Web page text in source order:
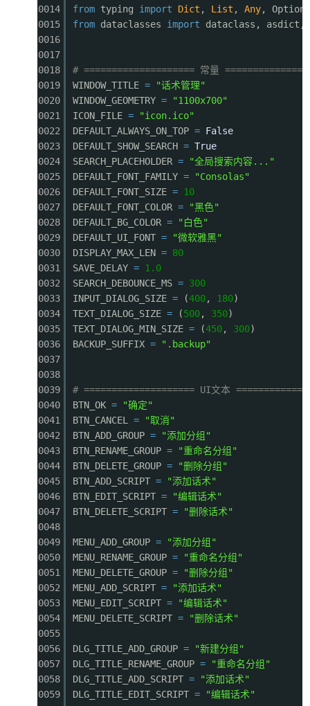
0014
0015
0016
0017
0018
0019
0020
0021
0022
0023
0024
0025
0026
0027
0028
0029
0030
0031
0032
0033
0034
0035
0036
0037
0038
0039
0040
0041
0042
0043
0044
0045
0046
0047
0048
0049
0050
0051
0052
0053
0054
0055
0056
0057
0058
0059
from typing import Dict , List , Any,
from dataclasses import dataclass,
# ==================== 常量
WINDOW_TITLE =
"话术管理"
WINDOW_GEOMETRY =
"1100x700"
ICON_FILE =
"icon.ico"
DEFAULT_ALWAYS_ON_TOP = False
DEFAULT_SHOW_SEARCH = True
SEARCH_PLACEHOLDER =
"全局搜索内容..."
DEFAULT_FONT_FAMILY =
"Consolas"
DEFAULT_FONT_SIZE = 10
DEFAULT_FONT_COLOR =
"黑色"
DEFAULT_BG_COLOR =
"白色"
DEFAULT_UI_FONT =
"微软雅黑"
DISPLAY_MAX_LEN = 80
SAVE_DELAY = 1.0
SEARCH_DEBOUNCE_MS = 300
INPUT_DIALOG_SIZE = (400, 180)
TEXT_DIALOG_SIZE = (500, 350)
TEXT_DIALOG_MIN_SIZE = (450, 300)
BACKUP_SUFFIX = ".backup"
# ==================== UI文本
BTN_OK =
"确定"
BTN_CANCEL =
"取消"
BTN_ADD_GROUP =
"添加分组"
BTN_RENAME_GROUP =
"重命名分组"
BTN_DELETE_GROUP =
"删除分组"
BTN_ADD_SCRIPT =
"添加话术"
BTN_EDIT_SCRIPT =
"编辑话术"
BTN_DELETE_SCRIPT = "删除话术"
MENU_ADD_GROUP =
"添加分组"
MENU_RENAME_GROUP =
"重命名分组"
MENU_DELETE_GROUP =
"删除分组"
MENU_ADD_SCRIPT =
"添加话术"
MENU_EDIT_SCRIPT =
"编辑话术"
MENU_DELETE_SCRIPT = "删除话术"
DLG_TITLE_ADD_GROUP =
"新建分组"
DLG_TITLE_RENAME_GROUP =
"重命名分组"
DLG_TITLE_ADD_SCRIPT =
"添加话术"
DLG_TITLE_EDIT_SCRIPT = "编辑话术"